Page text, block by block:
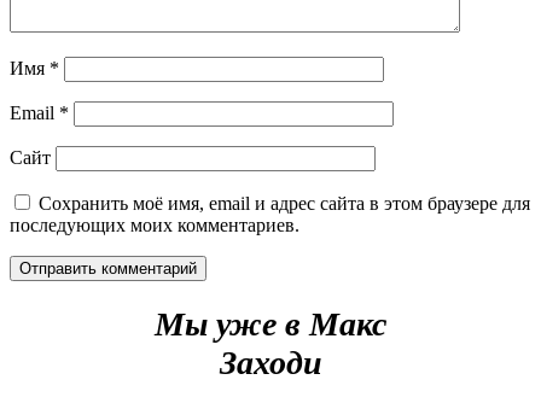
Имя *
Email *
Сайт
Сохранить моё имя, email и адрес сайта в этом браузере для
последующих моих комментариев.
Мы уже в Макс
Заходи